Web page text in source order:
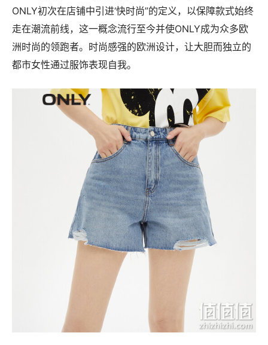
ONLY初次在店铺中引进‘快时尚”的定义，以保障款式始终
走在潮流前线，这一概念流行至今并使ONLY成为众多欧
洲时尚的领跑者。时尚感强的欧洲设计，让大胆而独立的
都市女性通过服饰表现自我。